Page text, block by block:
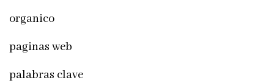
organico
paginas web
palabras clave